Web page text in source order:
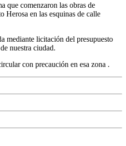
que comenzaron las obras de
Herosa en las esquinas de calle
mediante licitación del presupuesto
nuestra ciudad.
con precaución en esa zona .